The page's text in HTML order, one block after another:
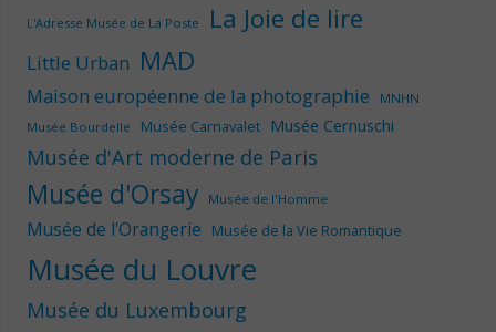
L'Adresse Musée de La Poste La Joie de lire
Little Urban MAD
Maison européenne de la photographie
MNHN
Musée Bourdelle
Musée Carnavalet Musée Cernuschi
Musée d'Art moderne de Paris
Musée d'Orsay Musée de l'Homme
Musée de l'Orangerie Musée de la Vie Romantique
Musée du Louvre
Musée du Luxembourg